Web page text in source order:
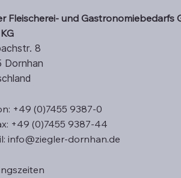
Fleischerei- und Gastronomiebedarfs
8
Dornhan
+49 (0)7455 9387-0
+49 (0)7455 9387-44
info@ziegler-dornhan.de